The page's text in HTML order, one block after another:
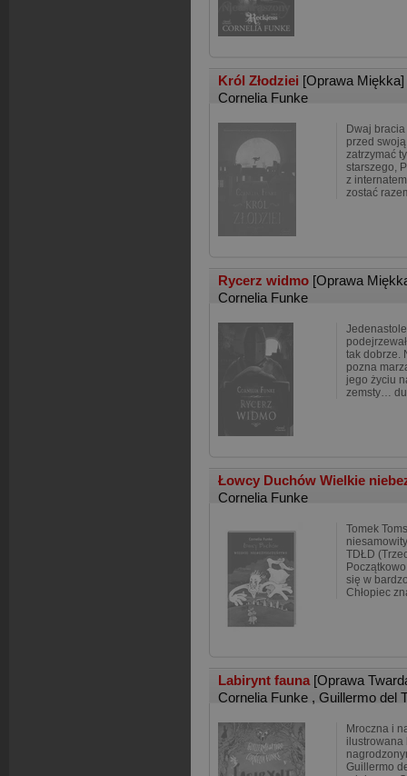
Król Złodziei [Oprawa Miękka]
Cornelia Funke
Dwaj
przed
zatrzymać
starszego,
z
zostać
Rycerz widmo [Oprawa
Cornelia Funke
tak dobrze.
pozna
jego życiu
zemsty…
Łowcy Duchów Wielkie
Cornelia Funke
Tomek
TDŁD
się w
Chłopiec
Labirynt fauna [Oprawa
Cornelia Funke , Guillermo del
Mroczna i
ilustrowana
Guillermo